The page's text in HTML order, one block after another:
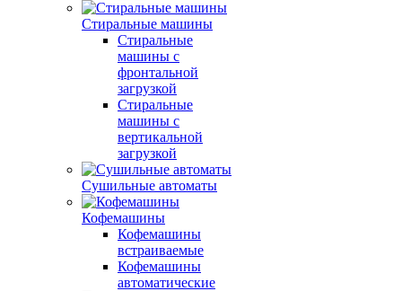
Стиральные машины
Стиральные
машины с
фронтальной
загрузкой
Стиральные
машины с
вертикальной
загрузкой
Сушильные автоматы
Кофемашины
Кофемашины
встраиваемые
Кофемашины
автоматические